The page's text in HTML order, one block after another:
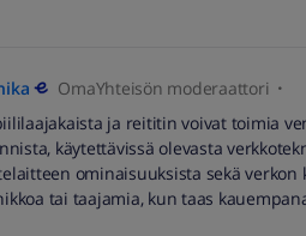
OmaYhteisön moderaattori
ja reititin voivat toimia
käytettävissä olevasta
ominaisuuksista sekä
tai taajamia, kun taas